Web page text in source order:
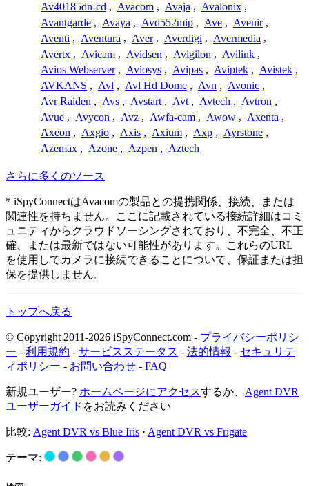
Av40185dn-cd , Avacom , Avaja , Avalonix ,
Avantgarde , Avaya , Avd552mip , Ave , Avenir ,
Aventi , Aventura , Aver , Averdigi , Avermedia ,
Avertx , Avicam , Avidsen , Avigilon , Avilink ,
Avios Webserver , Aviosys , Avipas , Aviptek , Avistek ,
AVKANS , Avl , Avl Hd Dome , Avn , Avonic ,
Avr Raiden , Avs , Avstart , Avt , Avtech , Avtron ,
Avue , Avycon , Avz , Awfa-cam , Awow , Axenta ,
Axeon , Axgio , Axis , Axium , Axp , Ayrstone ,
Azemax , Azone , Azpen , Aztech
さらに多くのソース
* iSpyConnectはAvacomの製品との提携関係、接続、または
関連性を持ちません。ここに記載されている接続詳細はコミ
ュニティからクラウドソーシングされており、不完全、不正
確、または最新ではない可能性があります。これらのURL
を使用してカメラに接続できることについて、保証または担
保を提供しません。
トップへ戻る
© Copyright 2011-2026 iSpyConnect.com - プライバシーポリシ
ー - 利用規約 - サービスステータス - 法的情報 - セキュリテ
ィポリシー - お問い合わせ - FAQ
新規ユーザー? ホームページにアクセスするか、 Agent DVR
ユーザーガイド をお読みください
比較: Agent DVR vs Blue Iris · Agent DVR vs Frigate
テーマ: